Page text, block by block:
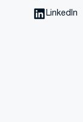
LinkedIn